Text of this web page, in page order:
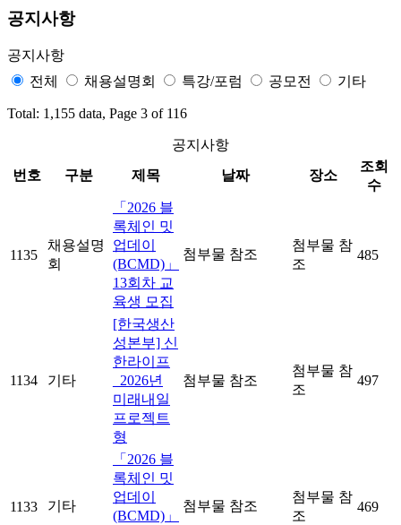
공지사항
공지사항
전체
채용설명회 특강/포럼 공모전 기타
Total: 1,155 data, Page 3 of 116
공지사항
번호
구분 제목 날짜 장소
조회
수
1135
채용설명
회
「2026 블
록체인 밋
업데이
(BCMD)」
13회차 교
육생 모집
첨부물 참조
첨부물 참
조
485
1134 기타
[한국생산
성본부] 신
한라이프
_2026년
미래내일
프로젝트
형
첨부물 참조
첨부물 참
조
497
1133 기타
「2026 블
록체인 밋
업데이
(BCMD)」
첨부물 참조
첨부물 참
조
469